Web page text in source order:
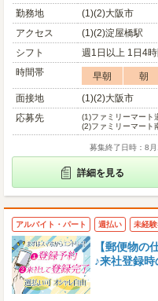
勤務地
(1)(2)大阪市
アクセス
(1)(2)淀屋橋駅
シフト
週1日以上 1日4
時間帯
早朝 朝
面接地
(1)(2)大阪市
応募先
(1)ファミリーマート
(2)ファミリーマート
募集終了日時：8月
詳細を見る
アルバイト・パート 週払い 未経
【郵便物
♪来社登録